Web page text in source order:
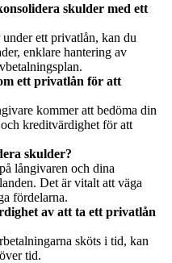
skulder med ett
ett privatlån, kan du
enklare hantering av
ett privatlån för att
kommer att bedöma din
kreditvärdighet för att
skulder?
långivaren och dina
Det är vitalt att väga
fördelarna.
av att ta ett privatlån
sköts i tid, kan
tid.